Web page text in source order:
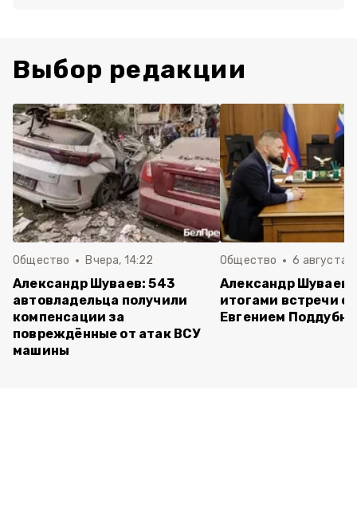
Выбор редакции
Общество Вчера, 14:22
Александр Шуваев: 543
автовладельца получили
компенсации за
повреждённые от атак ВСУ
машины
Общество 6 августа ,
Александр Шуваев
итогами встречи с
Евгением